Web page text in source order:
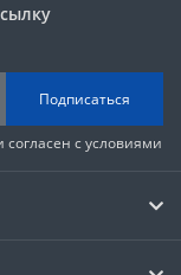
Подписаться
согласен с условиями